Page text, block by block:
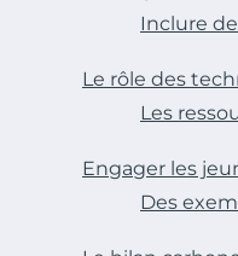
Inclure
Le rôle des
Les
Engager les
Des